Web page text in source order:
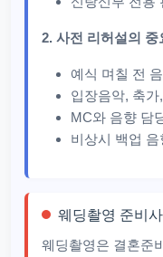
2. 사전 리허설의 중
예식 며칠 전
입장음악, 축
MC와 음향 담
비상시 백업
웨딩촬영 준비
웨딩촬영은 결혼준